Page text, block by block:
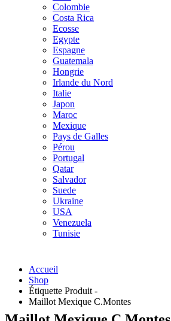
Colombie
Costa Rica
Ecosse
Egypte
Espagne
Guatemala
Hongrie
Irlande du Nord
Italie
Japon
Maroc
Mexique
Pays de Galles
Pérou
Portugal
Qatar
Salvador
Suede
Ukraine
USA
Venezuela
Tunisie
Accueil
Shop
Étiquette Produit -
Maillot Mexique C.Montes